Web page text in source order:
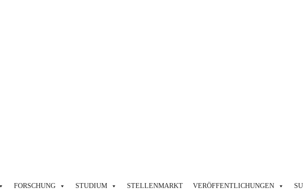
FORSCHUNG STUDIUM STELLENMARKT VERÖFFENTLICHUNGEN